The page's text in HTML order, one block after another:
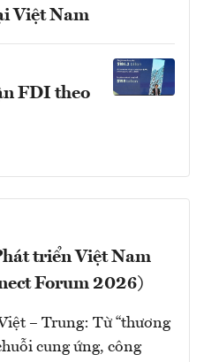
Việt Nam
FDI theo
triển Việt Nam
Forum 2026)
– Trung: Từ “thương
cung ứng, công